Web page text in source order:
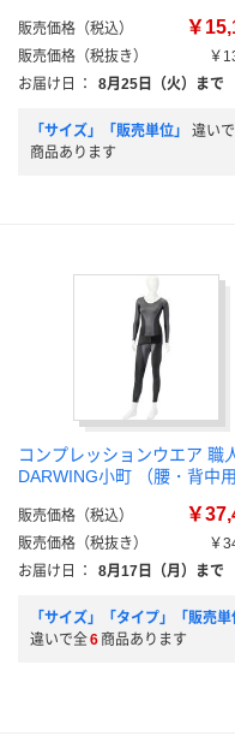
販売価格（税込） ￥
販売価格（税抜き）
￥
お届け日
： 8月25日（火）まで
「サイズ」「販売単位」 違い
商品あります
コンプレッションウエア 職
DARWING小町 （腰・背中用
販売価格（税込） ￥
販売価格（税抜き）
￥
お届け日
： 8月17日（月）まで
「サイズ」「タイプ」「販売単
違いで全6 商品あります